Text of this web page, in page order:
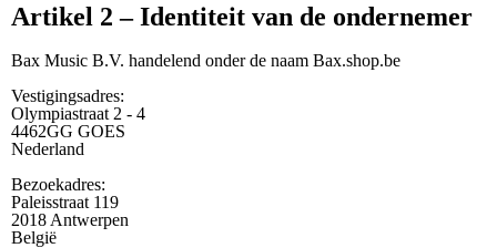
Artikel 2 – Identiteit van de ondernemer
Bax Music B.V. handelend onder de naam Bax.shop.be
Vestigingsadres:
Olympiastraat 2 - 4
4462GG GOES
Nederland
Bezoekadres:
Paleisstraat 119
2018 Antwerpen
België